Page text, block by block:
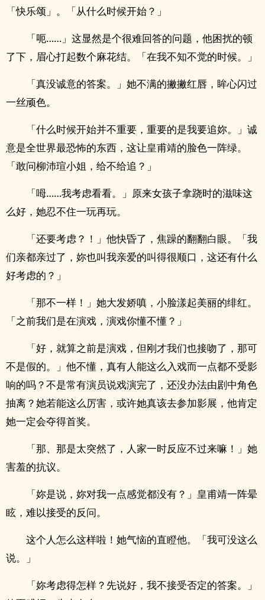
「快乐颂」。「从什么时候开始？」
「呃……」这显然是个很难回答的问题，他困扰的顿
了下，眉心打起数个麻花结。「在我不知不觉的时候。」
「真没诚意的答案。」她不满的撇撇红唇，眸心闪过
一丝顽色。
「什么时候开始并不重要，重要的是我要追妳。」诚
意是全世界最恐怖的东西，这让皇甫靖的脸色一阵绿。
「敢问柳沛瑄小姐，给不给追？」
「呣……我考虑看看。」原来女孩子拿跷时的滋味这
么好，她忍不住一玩再玩。
「还要考虑？！」他快昏了，焦躁的翻翻白眼。「我
们亲都亲过了，妳也叫我亲爱的叫得很顺口，这还有什么
好考虑的？」
「那不一样！」她大发娇嗔，小脸漾起美丽的绯红。
「之前我们是在演戏，演戏你懂不懂？」
「好，就算之前是演戏，但刚才我们也接吻了，那可
不是假的。」他不懂，真有人能这么入戏而一点都不受影
响的吗？不是常有演员说戏演完了，还没办法由剧中角色
抽离？她若能这么厉害，或许她真该去参加影展，他肯定
她一定会夺得首奖。
「那、那是太突然了，人家一时反应不过来嘛！」她
害羞的抗议。
「妳是说，妳对我一点感觉都没有？」皇甫靖一阵晕
眩，难以接受的反问。
这个人怎么这样啦！她气恼的直瞪他。「我可没这么
说。」
「妳考虑得怎样？先说好，我不接受否定的答案。」